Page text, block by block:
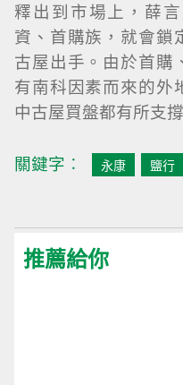
釋出到市場上，薛
資、首購族，就會鎖
古屋出手。由於首購
有南科因素而來的外
中古屋買盤都有所支撐
關鍵字︰ 永康 鹽行
推薦給你